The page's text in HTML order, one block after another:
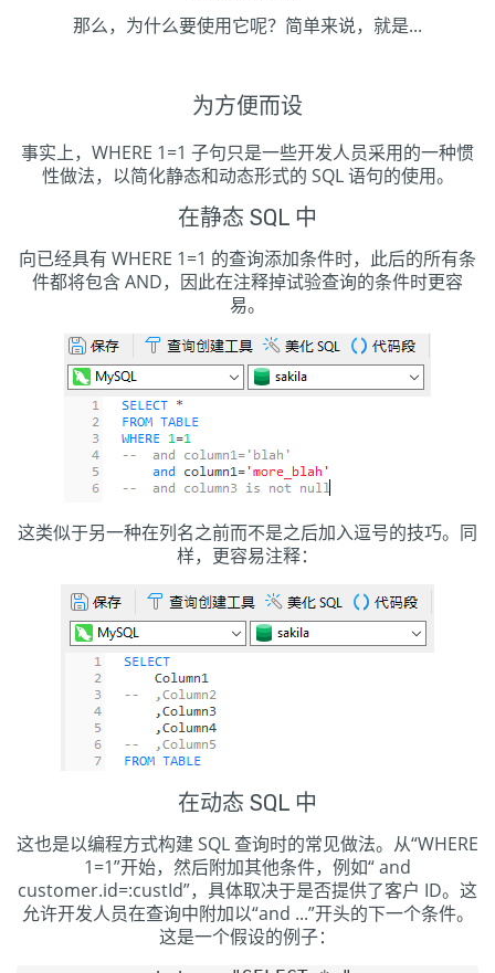
那么，为什么要使用它呢？简单来说，就是...
为方便而设
事实上，WHERE 1=1 子句只是一些开发人员采用的一种惯
性做法，以简化静态和动态形式的 SQL 语句的使用。
在静态 SQL 中
向已经具有 WHERE 1=1 的查询添加条件时，此后的所有条
件都将包含 AND，因此在注释掉试验查询的条件时更容
易。
这类似于另一种在列名之前而不是之后加入逗号的技巧。同
样，更容易注释：
在动态 SQL 中
这也是以编程方式构建 SQL 查询时的常见做法。从“WHERE
1=1”开始，然后附加其他条件，例如“ and
customer.id=:custId”，具体取决于是否提供了客户 ID。这
允许开发人员在查询中附加以“and ...”开头的下一个条件。
这是一个假设的例子：